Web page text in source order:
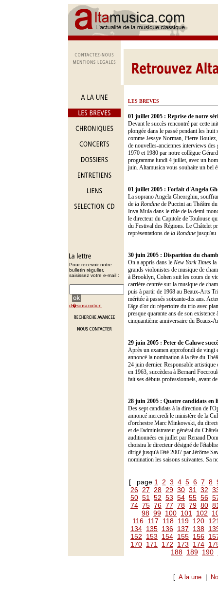
Pour recevoir notre
bulletin régulier,
saisissez votre e-mail :
d�sinscription
LES BREVES
01 juillet 2005 : Reprise de notre
Devant le succès rencontré par cette
plongée dans le passé pendant les
comme Jessye Norman, Pierre
de nouvelles-anciennes interviews des
1970 et 1980 par notre collègue
programme lundi 4 juillet, avec un
juin. Altamusica vous souhaite un bel
01 juillet 2005 : Forfait d'Angela
La soprano Angela Gheorghiu,
de la Rondine de Puccini au Théâtre
Inva Mula dans le rôle de la demi-
le directeur du Capitole de Toulouse
du Festival des Régions. Le Châtelet
représentations de la Rondine jusqu'au
30 juin 2005 : Disparition du
On a appris dans le New York Times la
grands violonistes de musique de
à Brooklyn, Cohen suit les cours de
carrière centrée sur la musique de
puis à partir de 1968 au Beaux-Arts
méritée à passés soixante-dix ans.
l'âge d'or du répertoire du trio avec
presque quarante ans de son
cinquantième anniversaire du Beaux-
29 juin 2005 : Peter de Caluwe
Après un examen approfondi de vingt
annoncé la nomination à la tête du
24 juin dernier. Responsable
en 1963, succèdera à Bernard
fait ses débuts professionnels, avant
28 juin 2005 : Quatre candidats en
Des sept candidats à la direction de
annoncé mercredi le ministère de la
d'orchestre Marc Minkowski, du
et de l'administrateur général du
auditionnées en juillet par Renaud
choisira le directeur désigné de
dirigé jusqu'à l'été 2007 par Jérôme
nomination les saisons suivantes. Sa
[ page 1 2 3 4 5 6 7 8
26 27 28 29 30 31 32
50 51 52 53 54 55 56
74 75 76 77 78 79 80
98 99 100 101 102
116 117 118 119 120
134 135 136 137 138
152
153 154 155 156
170 171 172 173 174
188 189 190
[ A la une|